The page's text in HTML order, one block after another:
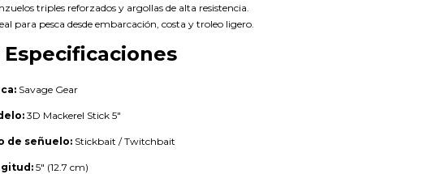
triples reforzados y argollas de alta resistencia.
para pesca desde embarcación, costa y troleo ligero.
Especificaciones
Savage Gear
3D Mackerel Stick 5"
de señuelo: Stickbait / Twitchbait
5" (12.7 cm)